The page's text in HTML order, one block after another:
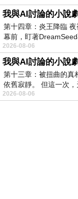
我與AI討論的小說
第十四章：炎王降臨
幕前，盯著
2026-08-06
我與AI討論的小說
第十三章：被扭曲的真
依舊寂靜。 但這一次
2026-08-06